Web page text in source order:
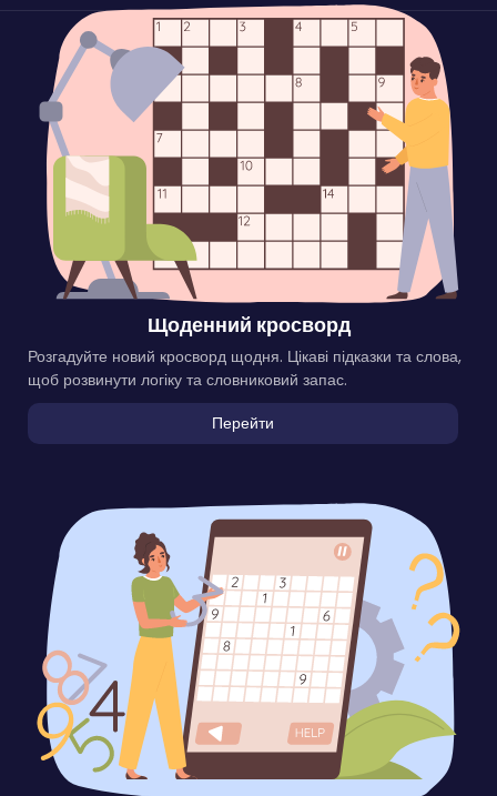
Щоденний кросворд
Розгадуйте новий кросворд щодня. Цікаві підказки та слова,
щоб розвинути логіку та словниковий запас.
Перейти